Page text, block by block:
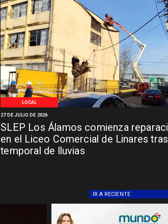
LOCAL
SLEP Los Álamos comienza
en el Liceo Comercial de Linares tras
temporal de lluvias
27 DE JULIO DE 2026
IR A RECIENTE